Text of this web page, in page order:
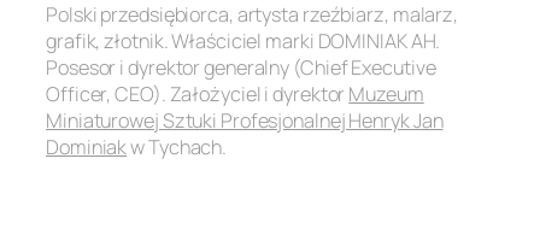
Polski przedsiębiorca, artysta rzeźbiarz, malarz,
grafik, złotnik. Właściciel marki DOMINIAK AH.
Posesor i dyrektor generalny (Chief Executive
Officer, CEO). Założyciel i dyrektor Muzeum
Miniaturowej Sztuki Profesjonalnej Henryk Jan
Dominiakw Tychach.